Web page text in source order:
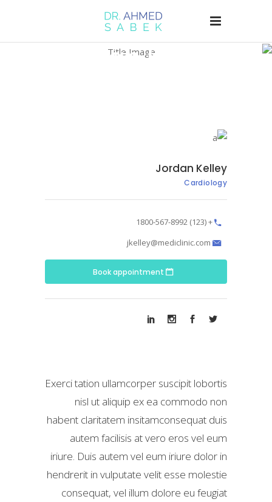
Jordan Kelley
Jordan Kelley
Cardiology
+ (123) 1800-567-8992
jkelley@mediclinic.com
Book appointment
Exerci tation ullamcorper suscipit lobortis
nisl ut aliquip ex ea commodo non
habent claritatem insitamconsequat duis
autem facilisis at vero eros vel eum
iriure. Duis autem vel eum iriure dolor in
hendrerit in vulputate velit esse molestie
consequat, vel illum dolore eu feugiat